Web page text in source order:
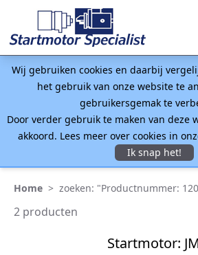
Wij gebruiken cookies en daarbij
het gebruik van onze website te
gebruikersgemak te
Door verder gebruik te maken van deze
akkoord. Lees meer over cookies in
Ik snap het!
Home > zoeken: "Productnummer:
2 producten
Startmotor: